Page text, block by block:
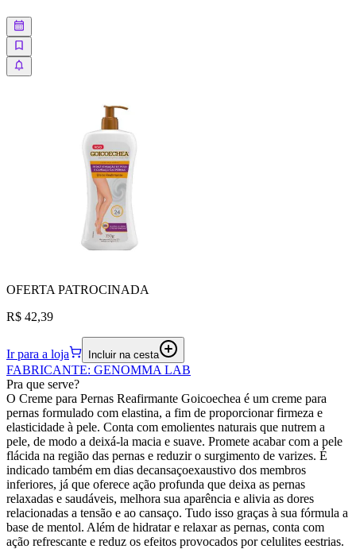
OFERTA PATROCINADA
R$ 42,39
Ir para a loja Incluir na cesta
FABRICANTE: GENOMMA LAB
Pra que serve?
O Creme para Pernas Reafirmante Goicoechea é um creme para
pernas formulado com elastina, a fim de proporcionar firmeza e
elasticidade à pele. Conta com emolientes naturais que nutrem a
pele, de modo a deixá-la macia e suave. Promete acabar com a pele
flácida na região das pernas e reduzir o surgimento de varizes. É
indicado também em dias decansaçoexaustivo dos membros
inferiores, já que oferece ação profunda que deixa as pernas
relaxadas e saudáveis, melhora sua aparência e alivia as dores
relacionadas a tensão e ao cansaço. Tudo isso graças à sua fórmula a
base de mentol. Além de hidratar e relaxar as pernas, conta com
ação refrescante e reduz os efeitos provocados por celulites eestrias.